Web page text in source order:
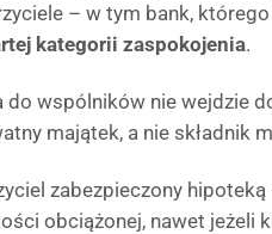
– w tym bank,
kategorii zaspokojenia.
wspólników nie wejdzie
majątek, a nie składnik
zabezpieczony hipoteką
obciążonej, nawet jeżeli